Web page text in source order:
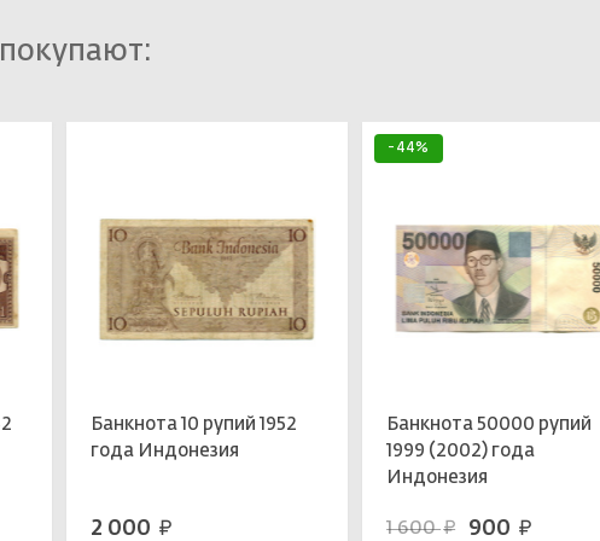
Банкнота 10 рупий 1952
года Индонезия
2 000 руб.
-44%
Банкнота 50000 рупий
1999 (2002) года
Индонезия
1 600руб. 900 руб.